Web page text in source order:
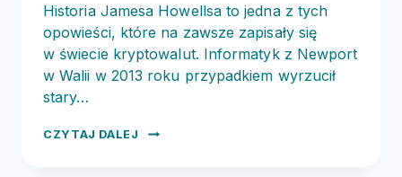
Historia Jamesa Howellsa to jedna z tych
opowieści, które na zawsze zapisały się
w świecie kryptowalut. Informatyk z Newport
w Walii w 2013 roku przypadkiem wyrzucił
stary…
CZYTAJ DALEJ
BITCOIN